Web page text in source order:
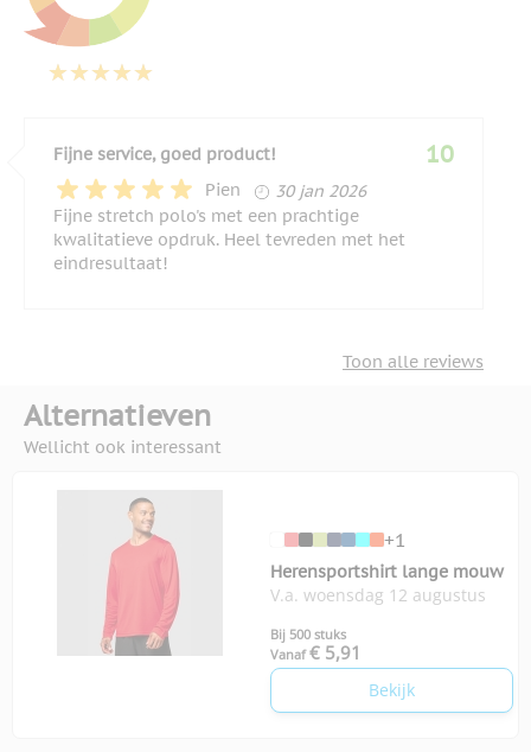
Fijne service, goed product!
Pien
30 januari 2026
30 jan 2026
10
Fijne stretch polo's met een prachtige
kwalitatieve opdruk. Heel tevreden met het
eindresultaat!
Toon alle reviews
Alternatieven
Wellicht ook interessant
+1
Herensportshirt lange mouw
V.a. woensdag 12 augustus
Bij 500 stuks
Vanaf € 5,91
Bekijk